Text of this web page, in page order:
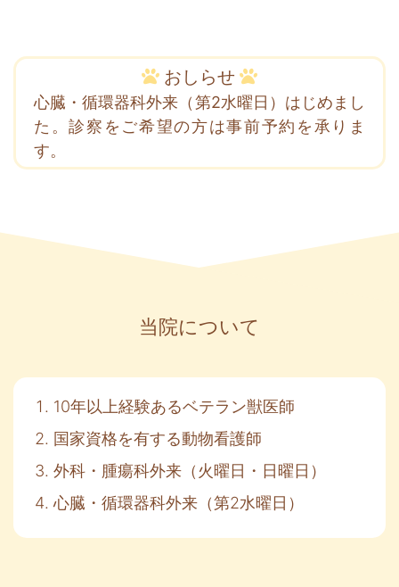
おしらせ
心臓・循環器科外来（第2水曜日）はじめまし
た。診察をご希望の方は事前予約を承りま
す。
当院について
10年以上経験あるベテラン獣医師
国家資格を有する動物看護師
外科・腫瘍科外来（火曜日・日曜日）
心臓・循環器科外来（第2水曜日）